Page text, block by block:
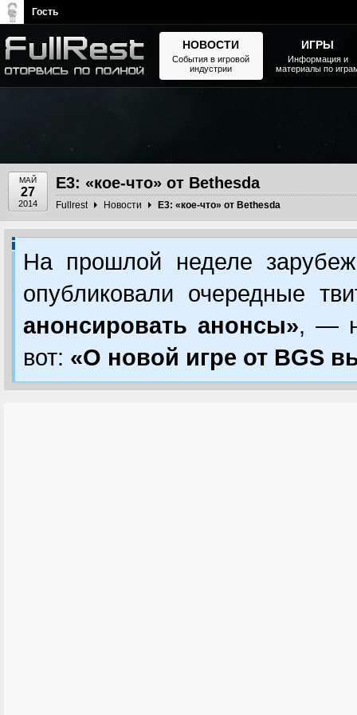
МАЙ
27
2014
Е3: «кое-что» от Bethesda
Fullrest Новости Е3: «кое-что» от Bethesda
На прошлой неделе
опубликовали очередные
анонсировать анонсы», —
вот: «О новой игре от BGS
НОВОСТИ
События в игровой
индустрии
ИГРЫ
Информация и
материалы по
Гость